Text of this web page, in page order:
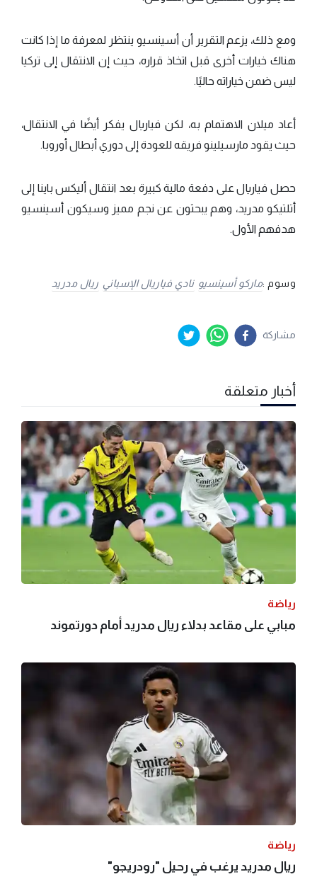
ومع ذلك، يزعم التقرير أن أسينسيو ينتظر لمعرفة ما إذا كانت
هناك خيارات أخرى قبل اتخاذ قراره، حيث إن الانتقال إلى تركيا
ليس ضمن خياراته حاليًا.
أعاد ميلان الاهتمام به، لكن فياريال يفكر أيضًا في الانتقال،
حيث يقود مارسيلينو فريقه للعودة إلى دوري أبطال أوروبا.
حصل فياريال على دفعة مالية كبيرة بعد انتقال أليكس باينا إلى
أتلتيكو مدريد، وهم يبحثون عن نجم مميز وسيكون أسينسيو
هدفهم الأول.
وسوم :ماركو أسينسيو نادي فياريال الإسباني ريال مدريد
مشاركة
أخبار متعلقة
رياضة
مبابي على مقاعد بدلاء ريال مدريد أمام دورتموند
رياضة
ريال مدريد يرغب في رحيل "رودريجو"